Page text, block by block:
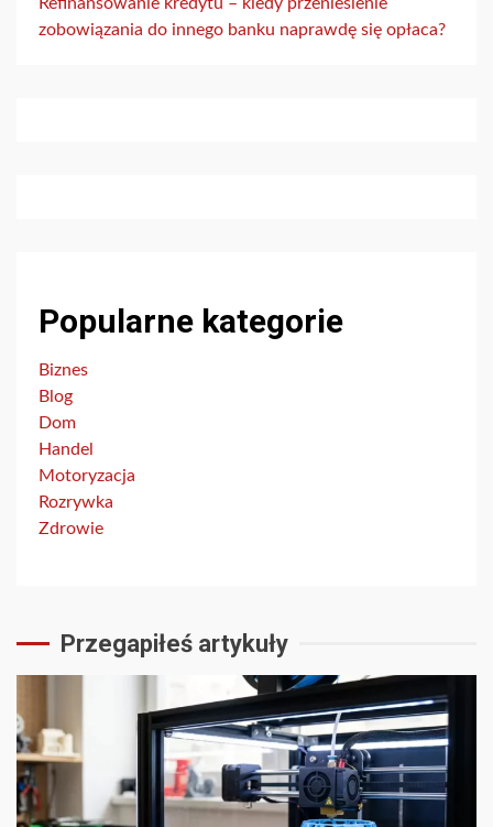
zobowiązania do innego banku naprawdę się opłaca?
Popularne kategorie
Biznes
Blog
Dom
Handel
Motoryzacja
Rozrywka
Zdrowie
Przegapiłeś artykuły